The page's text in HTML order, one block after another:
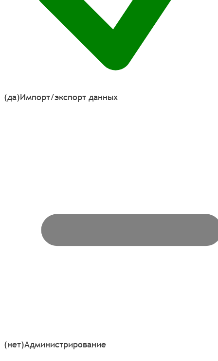
(да)Импорт/экспорт данных
(нет)Администрирование